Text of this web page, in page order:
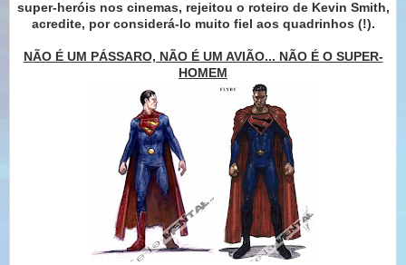
super-heróis nos cinemas, rejeitou o roteiro de Kevin Smith,
acredite, por considerá-lo muito fiel aos quadrinhos (!).
NÃO É UM PÁSSARO, NÃO É UM AVIÃO... NÃO É O SUPER-
HOMEM